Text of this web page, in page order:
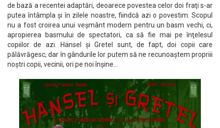
de bază a recentei adaptări, deoarece povestea celor doi fraţi s-ar
putea întâmpla şi în zilele noastre, fiindcă azi o povestim. Scopul
nu a fost croirea unui veşmânt modern pentru un basm vechi, ci,
apropierea basmului de spectatori, ca să fie mai pe înţelesul
copiilor de azi. Hänsel şi Gretel sunt, de fapt, doi copii care
pălăvrăgesc, dar în gândurile lor putem să ne recunoaştem propriii
noştri copii, vecinii, ori pe noi înşine…